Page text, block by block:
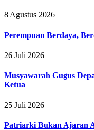
8 Agustus 2026
Perempuan Berdaya,
26 Juli 2026
Musyawarah Gugus
Ketua
25 Juli 2026
Patriarki Bukan Ajaran